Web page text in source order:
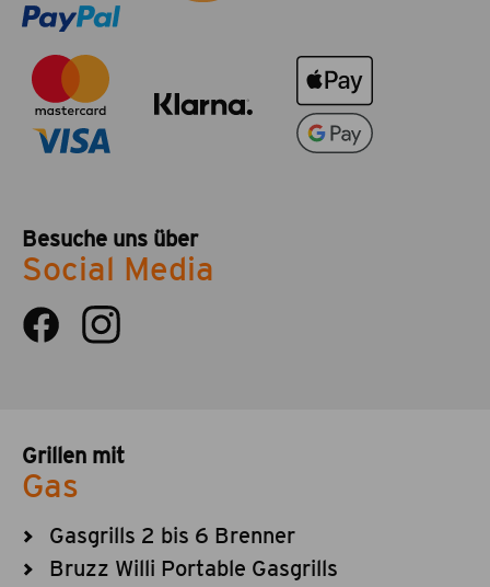
Besuche uns über
Social Media
Grillen mit
Gas
Gasgrills 2 bis 6 Brenner
Bruzz Willi Portable Gasgrills